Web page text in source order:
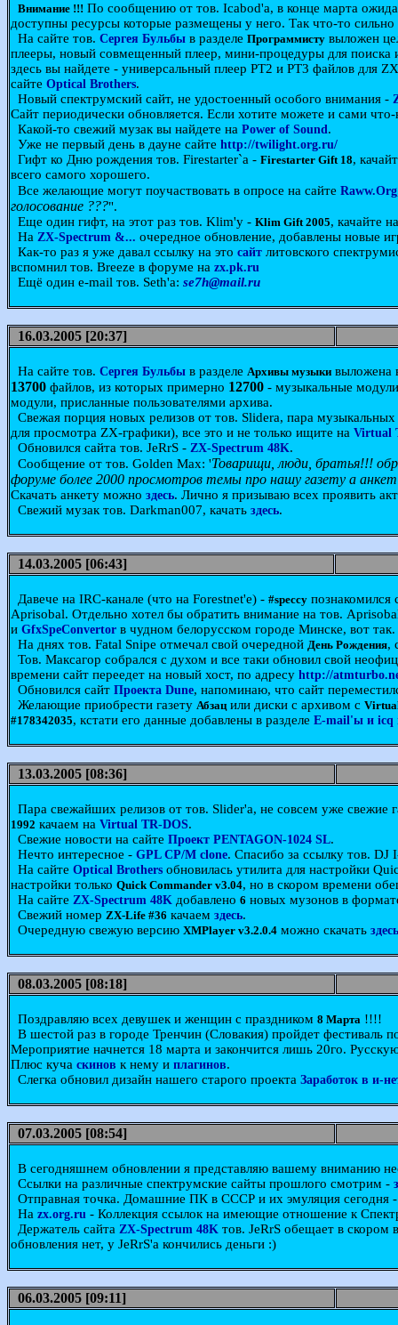
Внимание !!! По сообщению от тов. Icabod'a, в конце марта
доступны ресурсы которые размещены у него. Так что-то
На сайте тов. Сергея Бульбы в разделе Программисту выложен
плееры, новый совмещенный плеер, мини-процедуры для поиска
здесь вы найдете - универсальный плеер PT2 и PT3 файлов
сайте Optical Brothers.
Новый спектрумский сайт, не удостоенный особого внимания -
Сайт периодически обновляется. Если хотите можете и сами
Какой-то свежий музак вы найдете на Power of Sound.
Уже не первый день в дауне сайте http://twilight.org.ru/
Гифт ко Дню рождения тов. Firestarter`a - Firestarter Gift 18,
всего самого хорошего.
Все желающие могут поучаствовать в опросе на сайте Raww.Org
голосование ???".
Еще один гифт, на этот раз тов. Klim'y - Klim Gift 2005, качайте
На ZX-Spectrum &... очередное обновление, добавлены новые
Как-то раз я уже давал ссылку на это сайт литовского
вспомнил тов. Breeze в форуме на zx.pk.ru
Ещё один e-mail тов. Seth'a: se7h@mail.ru
16.03.2005 [20:37]
На сайте тов. Сергея Бульбы в разделе Архивы музыки выложена
13700 файлов, из которых примерно 12700 - музыкальные
модули, присланные пользователями архива.
Свежая порция новых релизов от тов. Slidera, пара
для просмотра ZX-графики), все это и не только ищите на Virtual
Обновился сайта тов. JeRrS - ZX-Spectrum 48K.
Сообщение от тов. Golden Max: 'Товарищи, люди, братья!!!
форуме более 2000 просмотров темы про нашу газету а
Скачать анкету можно здесь. Лично я призываю всех проявить
Свежий музак тов. Darkman007, качать здесь.
14.03.2005 [06:43]
Давече на IRC-канале (что на Forestnet'e) - #speccy познакомился
Aprisobal. Отдельно хотел бы обратить внимание на тов.
и GfxSpeConvertor в чудном белорусском городе Минске, вот так.
На днях тов. Fatal Snipe отмечал свой очередной День Рождения,
Тов. Максагор собрался с духом и все таки обновил свой
времени сайт переедет на новый хост, по адресу http://
Обновился сайт Проекта Dune, напоминаю, что сайт
Желающие приобрести газету Абзац или диски с архивом с
#178342035, кстати его данные добавлены в разделе E-mail'ы и icq
13.03.2005 [08:36]
Пара свежайших релизов от тов. Slider'а, не совсем уже свежие
1992 качаем на Virtual TR-DOS.
Свежие новости на сайте Проект PENTAGON-1024 SL.
Нечто интересное - GPL CP/M clone. Спасибо за ссылку тов. DJ
На сайте Optical Brothers обновилась утилита для настройки
настройки только Quick Commander v3.04, но в скором времени
На сайте ZX-Spectrum 48K добавлено 6 новых музонов в
Свежий номер ZX-Life #36 качаем здесь.
Очередную свежую версию XMPlayer v3.2.0.4 можно скачать здесь
08.03.2005 [08:18]
Поздравляю всех девушек и женщин с праздником 8 Марта !!!!
В шестой раз в городе Тренчин (Словакия) пройдет фестиваль
Мероприятие начнется 18 марта и закончится лишь 20го.
Плюс куча скинов к нему и плагинов.
Слегка обновил дизайн нашего старого проекта Заработок в и-
07.03.2005 [08:54]
В сегодняшнем обновлении я представляю вашему вниманию
Ссылки на различные спектрумские сайты прошлого смотрим -
Отправная точка. Домашние ПК в СССР и их эмуляция сегодня
На zx.org.ru - Коллекция ссылок на имеющие отношение к
Держатель сайта ZX-Spectrum 48K тов. JeRrS обещает в скором
обновления нет, у JeRrS'а кончились деньги :)
06.03.2005 [09:11]